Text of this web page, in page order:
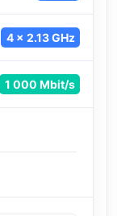
4 x 2.13 GHz
1 000 Mbit/s